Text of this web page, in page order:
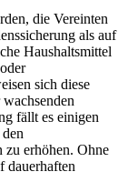
die Vereinten
als auf
Haushaltsmittel
sich diese
fällt es einigen
erhöhen. Ohne
dauerhaften